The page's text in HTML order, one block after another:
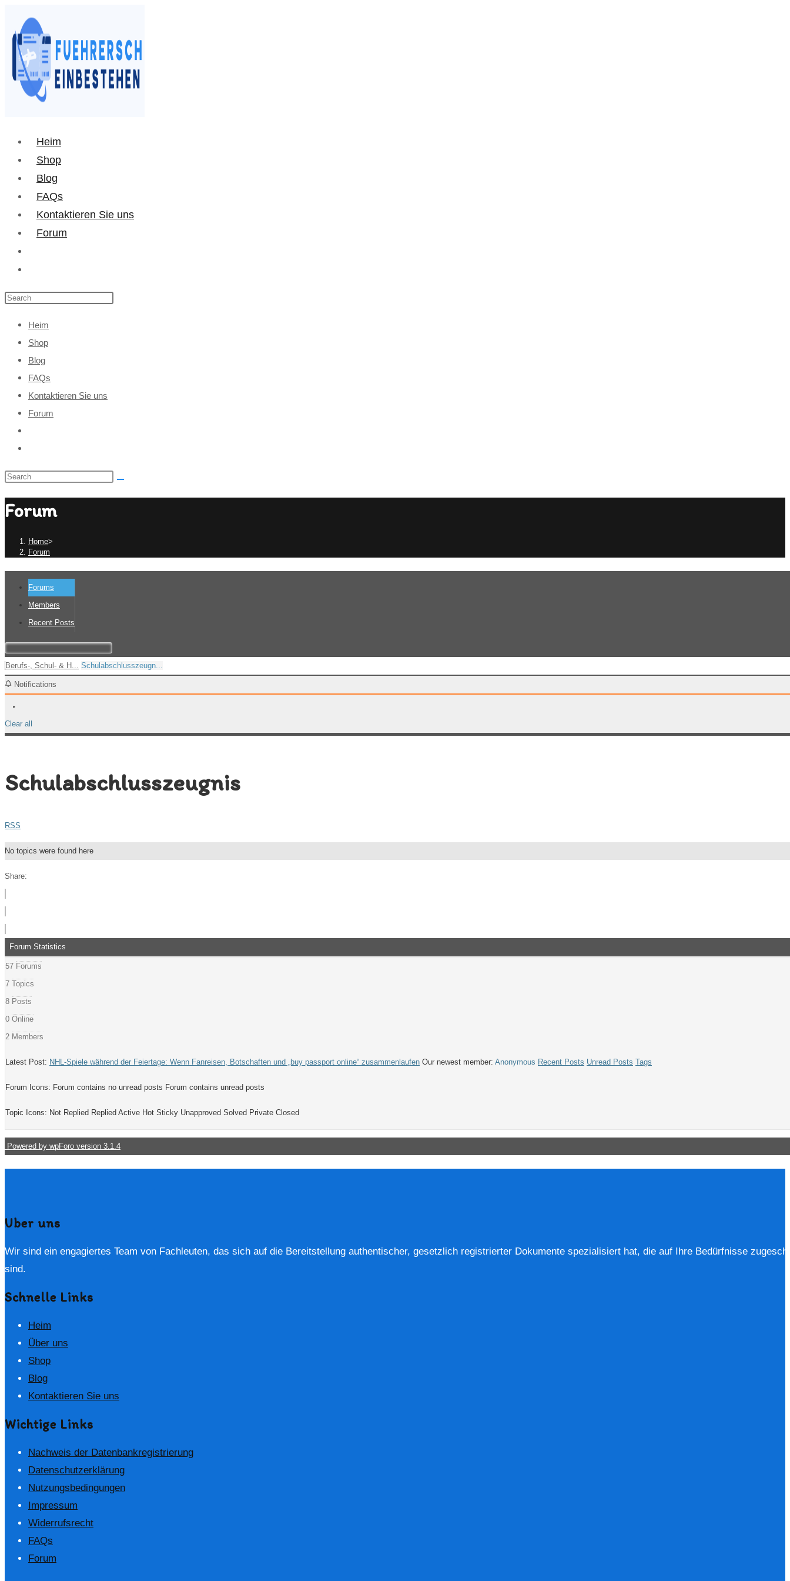
Heim
Shop
Blog
FAQs
Kontaktieren Sie uns
Forum
Heim
Shop
Blog
FAQs
Kontaktieren Sie uns
Forum
Forum
Home>
Forum
Forums
Members
Recent Posts
Berufs-, Schul- & H... Schulabschlusszeugn...
Notifications
Clear all
Schulabschlusszeugnis
RSS
No topics were found here
Share:
Forum Statistics
57 Forums
7 Topics
8 Posts
0 Online
2 Members
Latest Post: NHL-Spiele während der Feiertage: Wenn Fanreisen, Botschaften und „buy passport online“ zusammenlaufen Our newest member: Anonymous Recent Posts Unread Posts Tags
Forum Icons: Forum contains no unread posts Forum contains unread posts
Topic Icons: Not Replied Replied Active Hot Sticky Unapproved Solved Private Closed
Powered by wpForo version 3.1.4
Uber uns
Wir sind ein engagiertes Team von Fachleuten, das sich auf die Bereitstellung authentischer, gesetzlich registrierter Dokumente spezialisiert hat, die auf Ihre Bedürfnisse
sind.
Schnelle Links
Heim
Über uns
Shop
Blog
Kontaktieren Sie uns
Wichtige Links
Nachweis der Datenbankregistrierung
Datenschutzerklärung
Nutzungsbedingungen
Impressum
Widerrufsrecht
FAQs
Forum